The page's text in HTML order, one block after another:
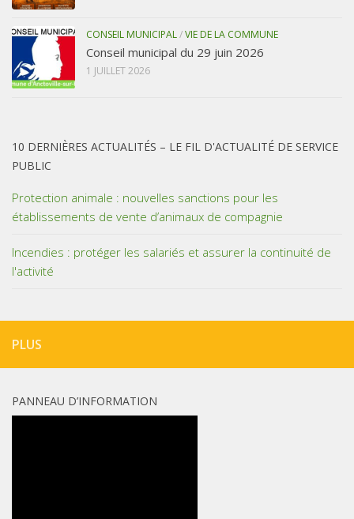
CONSEIL MUNICIPAL/VIE DE LA COMMUNE
Conseil municipal du 29 juin 2026
1 JUILLET 2026
10 DERNIÈRES ACTUALITÉS – LE FIL D'ACTUALITÉ DE SERVICE
PUBLIC
Protection animale : nouvelles sanctions pour les
établissements de vente d’animaux de compagnie
Incendies : protéger les salariés et assurer la continuité de
l'activité
PLUS
PANNEAU D’INFORMATION